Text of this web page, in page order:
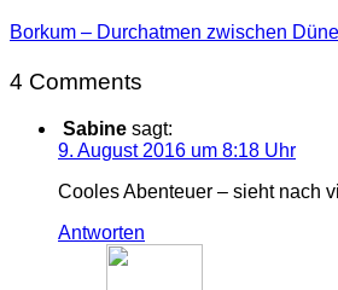
Borkum – Durchatmen zwischen
4 Comments
Sabine sagt:
9. August 2016 um 8:18 Uhr
Cooles Abenteuer – sieht nach
Antworten